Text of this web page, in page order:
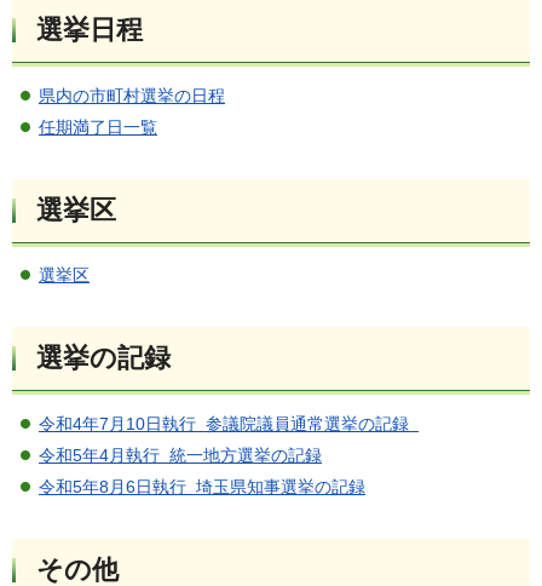
選挙日程
県内の市町村選挙の日程
任期満了日一覧
選挙区
選挙区
選挙の記録
令和4年7月10日執行 参議院議員通常選挙の記録
令和5年4月執行 統一地方選挙の記録
令和5年8月6日執行 埼玉県知事選挙の記録
その他